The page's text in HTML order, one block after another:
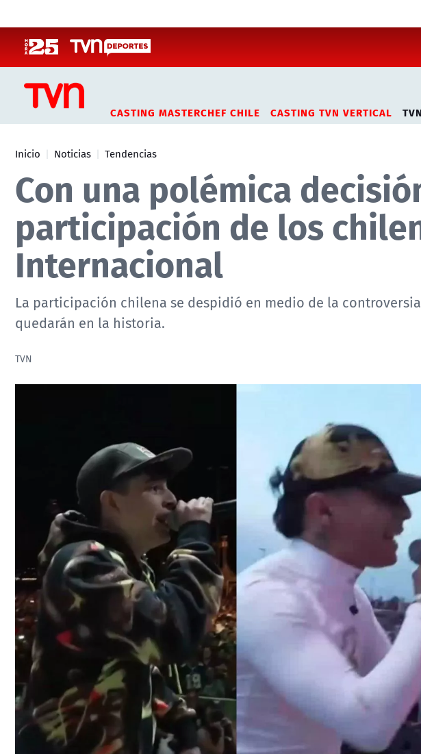
CASTING MASTERCHEF CHILE CASTING TVN VERTICAL
Inicio Noticias Tendencias
Con una polémica
participación de los
Internacional
La participación chilena se despidió en medio de la
quedarán en la historia.
TVN